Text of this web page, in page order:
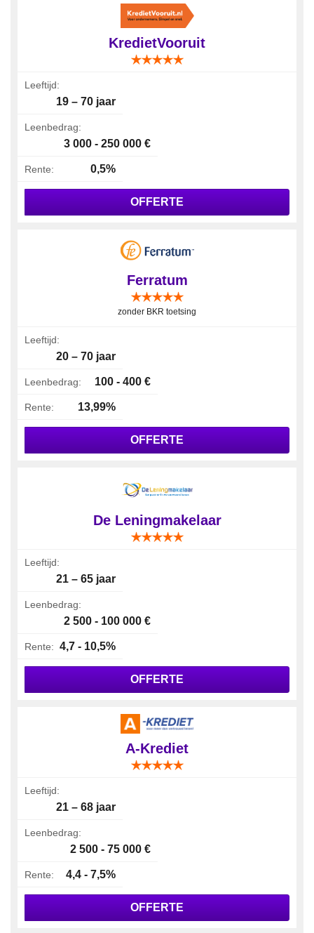
KredietVooruit
Leeftijd:
19 – 70 jaar
Leenbedrag:
3 000 - 250 000 €
Rente: 0,5%
OFFERTE
Ferratum
zonder BKR toetsing
Leeftijd:
20 – 70 jaar
Leenbedrag: 100 - 400 €
Rente: 13,99%
OFFERTE
De Leningmakelaar
Leeftijd:
21 – 65 jaar
Leenbedrag:
2 500 - 100 000 €
Rente: 4,7 - 10,5%
OFFERTE
A-Krediet
Leeftijd:
21 – 68 jaar
Leenbedrag:
2 500 - 75 000 €
Rente: 4,4 - 7,5%
OFFERTE